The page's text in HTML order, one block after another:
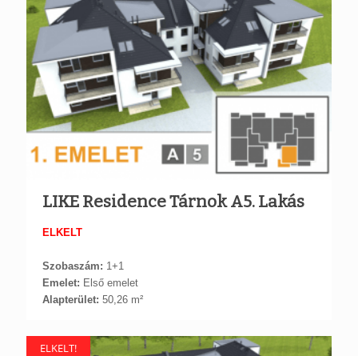
LIKE Residence Tárnok A5. Lakás
ELKELT
Szobaszám: 1+1
Emelet: Első emelet
Alapterület: 50,26 m²
ELKELT!